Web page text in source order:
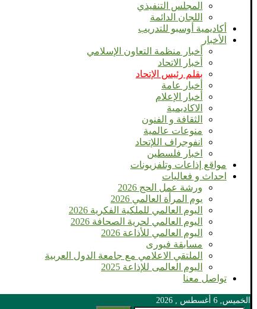
المجلس التنفيذي
اللجان الدائمة
أكاديمية أوسبو للتدريب
الأخبار
أخبار منظمة التعاون الإسلامي
أخبار الاتحاد
بقلم رئيس الإتحاد
أخبار عامة
أخبار الإعلام
الاكاديمية
الثقافة و الفنون
منوعات عالمية
انفوجراف اللإتحاد
اخبار فلسطين
مواقع إذاعات وتلفزيونات
احداث و فعاليات
ورشة عمل الحج 2026
يوم المرأة العالمي 2026
اليوم العالمي للملكية الفكرية 2026
اليوم العالمي لحرية الصحافة 2026
اليوم العالمي للأذاعة 2026
مسابقة فيورى
الملتقي الاعلامي مع جامعة الدول العربية
اليوم العالمى للإذاعة 2025
تواصل معنا
الخميس, 6 أغسطس , 2026